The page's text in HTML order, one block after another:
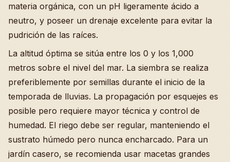
materia orgánica, con un pH ligeramente ácido a
neutro, y poseer un drenaje excelente para evitar la
pudrición de las raíces.
La altitud óptima se sitúa entre los 0 y los 1,000
metros sobre el nivel del mar. La siembra se realiza
preferiblemente por semillas durante el inicio de la
temporada de lluvias. La propagación por esquejes es
posible pero requiere mayor técnica y control de
humedad. El riego debe ser regular, manteniendo el
sustrato húmedo pero nunca encharcado. Para un
jardín casero, se recomienda usar macetas grandes